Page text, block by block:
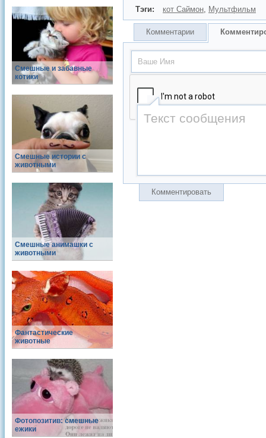
Смешные и забавные
котики
Смешные истории с
животными
Смешные анимашки с
животными
Фантастические
животные
Фотопозитив: смешные
ежики
Тэги: кот Саймон, Мультфильм
Комментарии
Комментировать